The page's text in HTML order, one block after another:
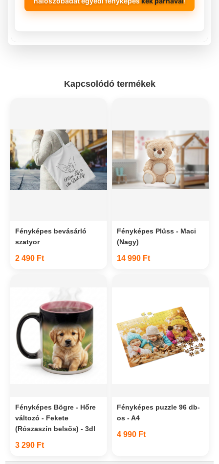
Kapcsolódó termékek
Fényképes bevásárló
szatyor
2 490 Ft
Fényképes Plüss - Maci
(Nagy)
14 990 Ft
Fényképes Bögre - Hőre
változó - Fekete
(Rószaszín belsős) - 3dl
3 290 Ft
Fényképes puzzle 96 db-
os - A4
4 990 Ft